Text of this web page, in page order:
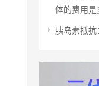
体的费用是
胰岛素抵